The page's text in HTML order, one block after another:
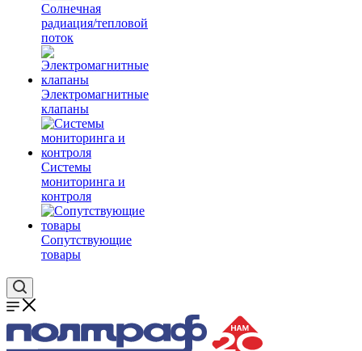
Солнечная
радиация/тепловой
поток
Электромагнитные
клапаны
Системы
мониторинга и
контроля
Сопутствующие
товары